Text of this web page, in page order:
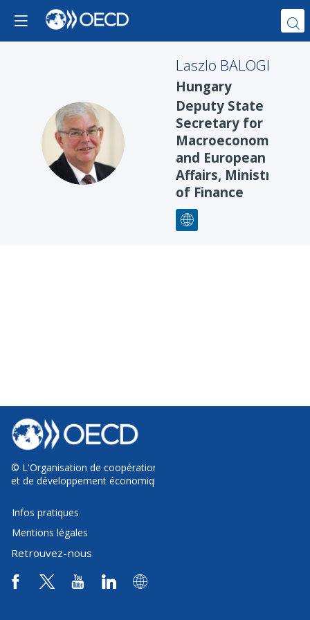
LB
Laszlo BALOGH
Hungary
Deputy State
Secretary for
Macroeconomic
and European
Affairs, Ministry
of Finance
© L'Organisation de coopération
et de développement économiques
Infos pratiques
Mentions légales
Retrouvez-nous